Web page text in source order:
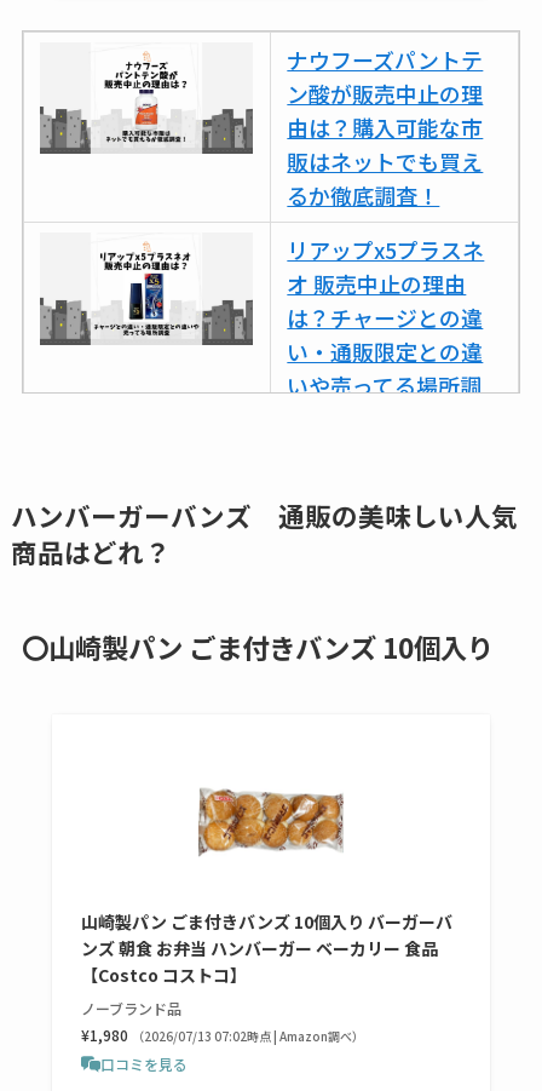
ナウフーズパントテ
ン酸が販売中止の理
由は？購入可能な市
販はネットでも買え
るか徹底調査！
リアップx5プラスネ
オ 販売中止の理由
は？チャージとの違
い・通販限定との違
いや売ってる場所調
め替えはどこで売っ
アクアテクトゲルが
れの口コミも調査
しまむら布団セット
半額になるのはい
つ？激安販売店・通
karseellはどこで売っ
ハンバーガーバンズ 通販の美味しい人気
商品はどれ？
〇山崎製パン ごま付きバンズ 10個入り
山崎製パン ごま付きバンズ 10個入り バーガーバ
ンズ 朝食 お弁当 ハンバーガー ベーカリー 食品
【Costco コストコ】
ノーブランド品
¥1,980
（2026/07/13 07:02時点 | Amazon調べ）
口コミを見る